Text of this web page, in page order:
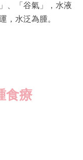
、「谷氣」，水液
，水泛為腫。
食療